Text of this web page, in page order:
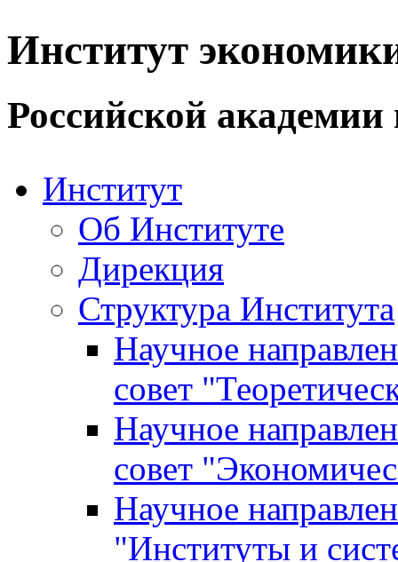
Институт
Российской академии
Институт
Об Институте
Дирекция
Структура Института
Научное
совет
Научное
совет
Научное
"Институты и